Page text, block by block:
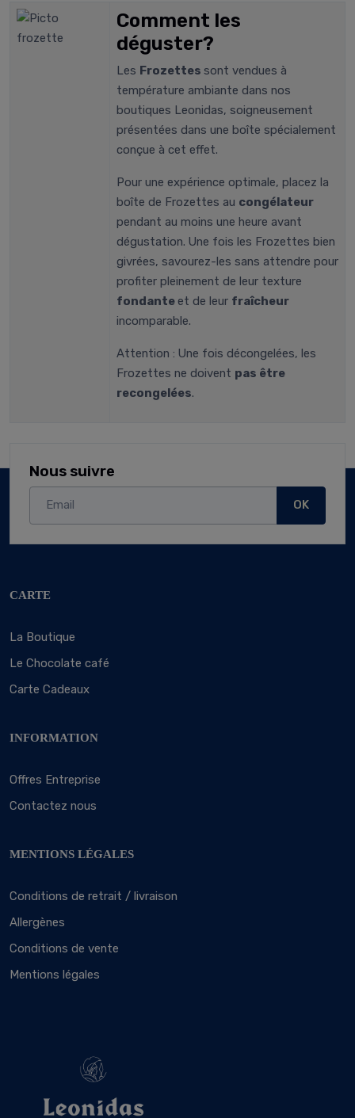
Comment les
déguster?
Les Frozettes sont vendues à
température ambiante dans nos
boutiques Leonidas, soigneusement
présentées dans une boîte spécialement
conçue à cet effet.
Pour une expérience optimale, placez la
boîte de Frozettes au congélateur
pendant au moins une heure avant
dégustation. Une fois les Frozettes bien
givrées, savourez-les sans attendre pour
profiter pleinement de leur texture
fondanteet de leur fraîcheur
incomparable.
Attention : Une fois décongelées, les
Frozettes ne doivent pas être
recongelées.
Nous suivre
OK
CARTE
La Boutique
Le Chocolate café
Carte Cadeaux
INFORMATION
Offres Entreprise
Contactez nous
MENTIONS LÉGALES
Conditions de retrait / livraison
Allergènes
Conditions de vente
Mentions légales